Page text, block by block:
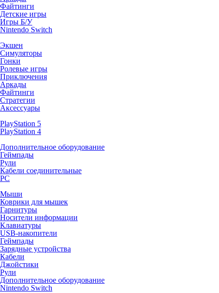
Файтинги
Детские игры
Игры Б/У
Nintendo Switch
Экшен
Симуляторы
Гонки
Ролевые игры
Приключения
Аркады
Файтинги
Стратегии
Аксессуары
PlayStation 5
PlayStation 4
Дополнительное оборудование
Геймпады
Рули
Кабели соединительные
PC
Мыши
Коврики для мышек
Гарнитуры
Носители информации
Клавиатуры
USB-накопители
Геймпады
Зарядные устройства
Кабели
Джойстики
Рули
Дополнительное оборудование
Nintendo Switch